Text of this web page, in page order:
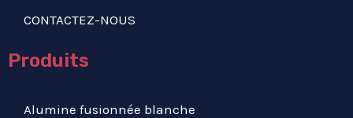
CONTACTEZ-NOUS
Produits
Alumine fusionnée blanche